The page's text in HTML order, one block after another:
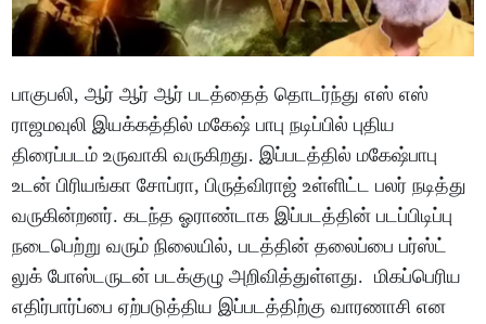
பாகுபலி, ஆர் ஆர் ஆர் படத்தைத் தொடர்ந்து எஸ் எஸ்
ராஜமவுலி இயக்கத்தில் மகேஷ் பாபு நடிப்பில் புதிய
திரைப்படம் உருவாகி வருகிறது. இப்படத்தில் மகேஷ்பாபு
உடன் பிரியங்கா சோப்ரா, பிருத்விராஜ் உள்ளிட்ட பலர் நடித்து
வருகின்றனர். கடந்த ஓராண்டாக இப்படத்தின் படப்பிடிப்பு
நடைபெற்று வரும் நிலையில், படத்தின் தலைப்பை பர்ஸ்ட்
லுக் போஸ்டருடன் படக்குழு அறிவித்துள்ளது. மிகப்பெரிய
எதிர்பார்ப்பை ஏற்படுத்திய இப்படத்திற்கு வாரணாசி என